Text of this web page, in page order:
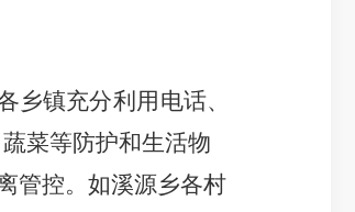
乡镇充分利用 电话、
菜等防护和生活物
管控。如溪源乡各村